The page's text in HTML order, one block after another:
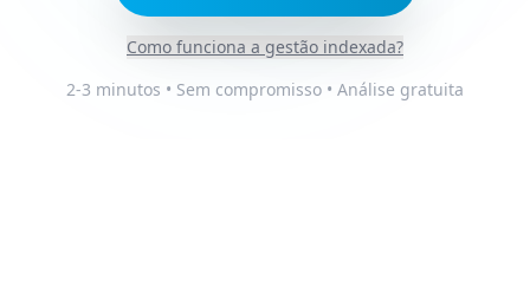
Como funciona a gestão indexada?
2-3 minutos • Sem compromisso • Análise gratuita